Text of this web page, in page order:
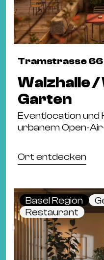
Tramstrasse 66
Walzhalle
Garten
Eventlocation
urbanem Open-
Ort entdecken
Basel Region
Restaurant